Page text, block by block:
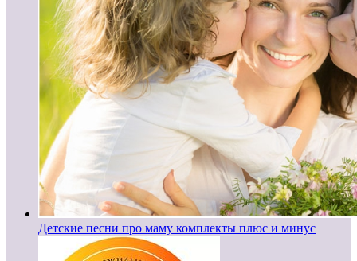
Детские песни про маму комплекты плюс и минус